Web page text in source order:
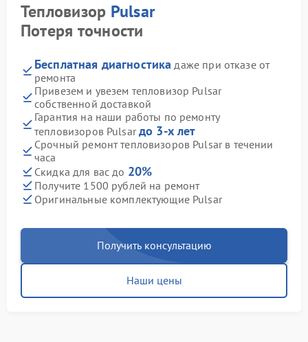
Тепловизор Pulsar
Потеря точности
Бесплатная диагностика даже при отказе от
ремонта
Привезем и увезем тепловизор Pulsar
собственной доставкой
Гарантия на наши работы по ремонту
тепловизоров Pulsarдо 3-х лет
Срочный ремонт тепловизоров Pulsar в течении
часа
Скидка для вас до 20%
Получите 1500 рублей на ремонт
Оригинальные комплектующие Pulsar
Получить консультацию
Наши цены